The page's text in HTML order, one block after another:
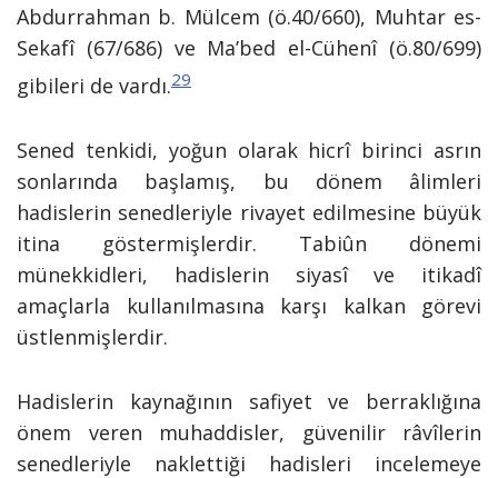
Abdurrahman b. Mülcem (ö.40/660), Muhtar es-
Sekafî (67/686) ve Ma’bed el-Cühenî (ö.80/699)
gibileri de vardı.29
Sened tenkidi, yoğun olarak hicrî birinci asrın
sonlarında başlamış, bu dönem âlimleri
hadislerin senedleriyle rivayet edilmesine büyük
itina göstermişlerdir. Tabiûn dönemi
münekkidleri, hadislerin siyasî ve itikadî
amaçlarla kullanılmasına karşı kalkan görevi
üstlenmişlerdir.
Hadislerin kaynağının safiyet ve berraklığına
önem veren muhaddisler, güvenilir râvîlerin
senedleriyle naklettiği hadisleri incelemeye